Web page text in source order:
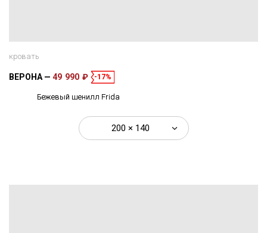
кровать
ВЕРОНА 49 990 ₽ -17%
Бежевый шенилл Frida
200 × 140